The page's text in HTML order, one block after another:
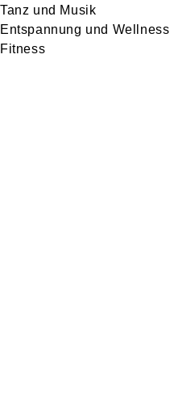
Tanz und Musik
Entspannung und Wellness
Fitness